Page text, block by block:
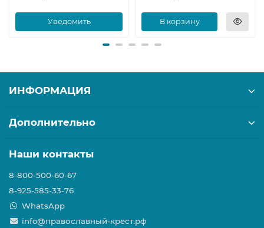
Уведомить В корзину
ИНФОРМАЦИЯ
Дополнительно
Наши контакты
8-800-500-60-67
8-925-585-33-76
WhatsApp
info@православный-крест.рф